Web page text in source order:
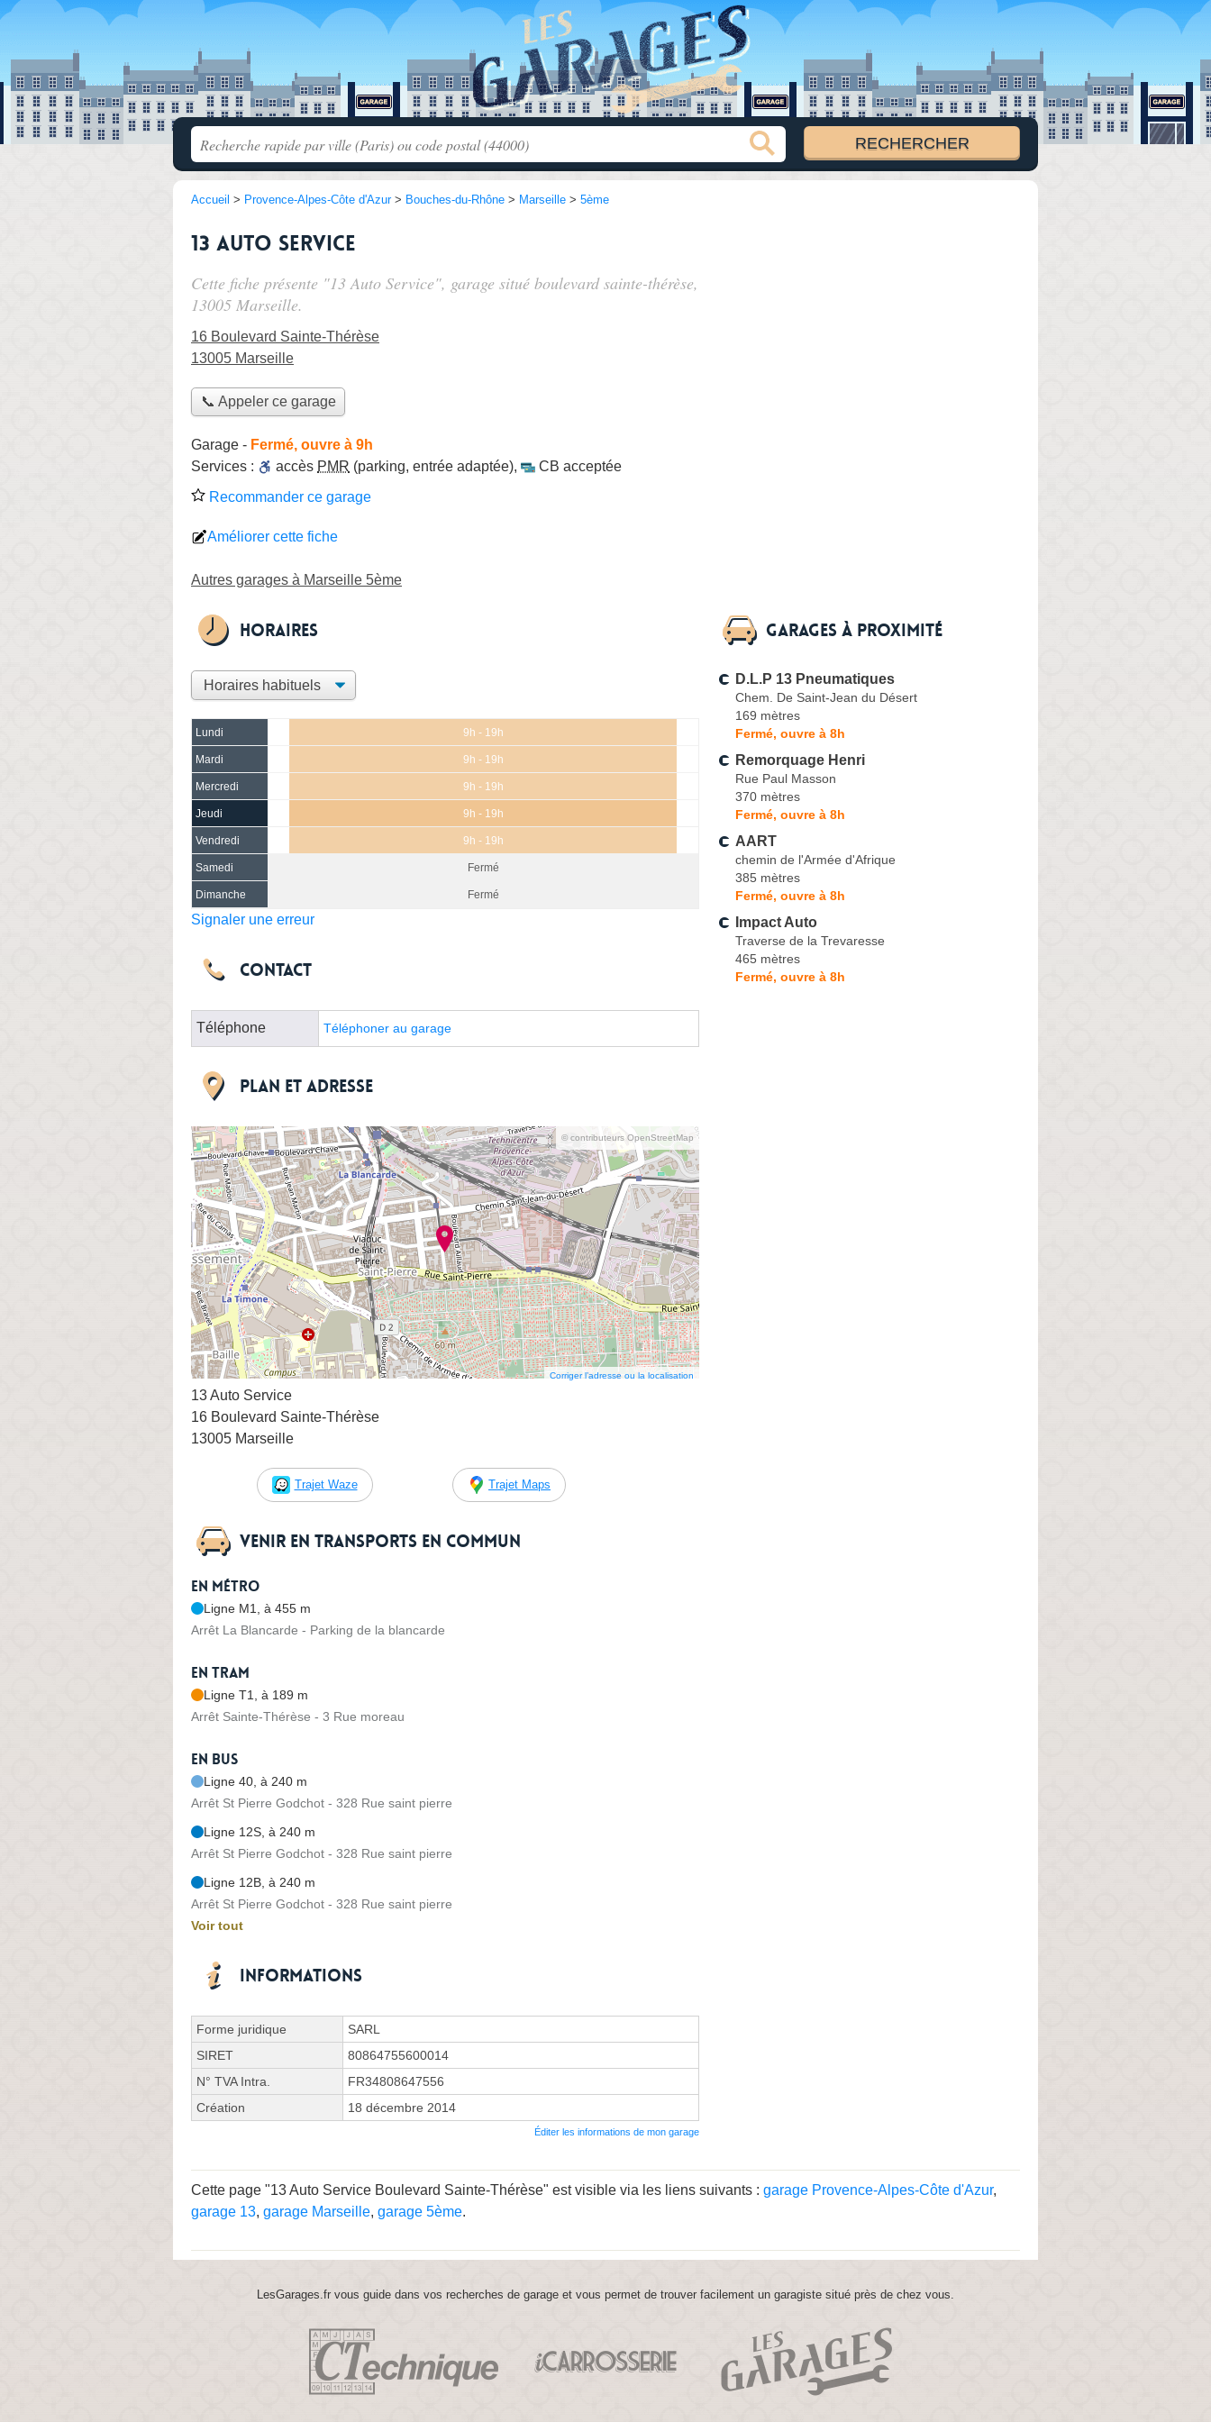
Accueil > Provence-Alpes-Côte d'Azur> Bouches-du-Rhône > Marseille > 5ème
13 Auto Service
Cette fiche présente "13 Auto Service", garage situé boulevard sainte-thérèse,
13005 Marseille.
16 Boulevard Sainte-Thérèse
13005 Marseille
📞 Appeler ce garage
Garage - Fermé, ouvre à 9h
Services :
accès PMR (parking, entrée adaptée),
CB acceptée
Recommander ce garage
Améliorer cette fiche
Autres garages à Marseille 5ème
Horaires
Lundi 9h - 19h
Mardi 9h - 19h
Mercredi 9h - 19h
Jeudi 9h - 19h
Vendredi 9h - 19h
Samedi Fermé
Dimanche Fermé
Signaler une erreur
Contact
Téléphone Téléphoner au garage
Plan et adresse
© contributeurs OpenStreetMap
Corriger l’adresse ou la localisation
13 Auto Service
16 Boulevard Sainte-Thérèse
13005 Marseille
Trajet Waze Trajet Maps
Venir en transports en commun
En métro
Ligne M1, à 455 m
Arrêt La Blancarde - Parking de la blancarde
En tram
Ligne T1, à 189 m
Arrêt Sainte-Thérèse - 3 Rue moreau
En bus
Ligne 40, à 240 m
Arrêt St Pierre Godchot - 328 Rue saint pierre
Ligne 12S, à 240 m
Arrêt St Pierre Godchot - 328 Rue saint pierre
Ligne 12B, à 240 m
Arrêt St Pierre Godchot - 328 Rue saint pierre
Voir tout
Informations
Forme juridique
SARL
SIRET
80864755600014
N° TVA Intra.
FR34808647556
Création
18 décembre 2014
Éditer les informations de mon garage
Garages à proximité
D.L.P 13 Pneumatiques
Chem. De Saint-Jean du Désert
169 mètres
Fermé, ouvre à 8h
Remorquage Henri
Rue Paul Masson
370 mètres
Fermé, ouvre à 8h
AART
chemin de l'Armée d'Afrique
385 mètres
Fermé, ouvre à 8h
Impact Auto
Traverse de la Trevaresse
465 mètres
Fermé, ouvre à 8h
Cette page "13 Auto Service Boulevard Sainte-Thérèse" est visible via les liens suivants : garage Provence-Alpes-Côte d'Azur,
garage 13, garage Marseille, garage 5ème.
LesGarages.fr vous guide dans vos recherches de garage et vous permet de trouver facilement un garagiste situé près de chez vous.